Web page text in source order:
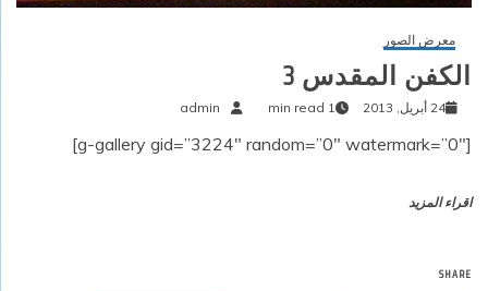
معرض الصور
الكفن المقدس 3
24 أبريل, 2013 1 min read
admin
[g-gallery gid=”3224″ random=”0″ watermark=”0″]
اقراء المزيد
SHARE